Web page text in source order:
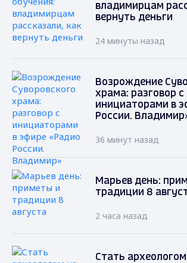
владимирцам
вернуть деньги
24 минуты назад
Возрождение
храма: разговор с
инициаторами в
России.
36 минут назад
Марьев день:
традиции 8
2 часа назад
Стать